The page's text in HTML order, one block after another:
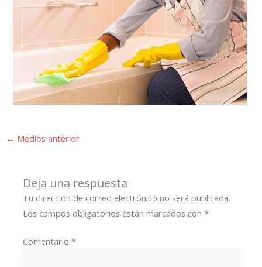
← Medios anterior
Deja una respuesta
Tu dirección de correo electrónico no será publicada.
Los campos obligatorios están marcados con*
Comentario*